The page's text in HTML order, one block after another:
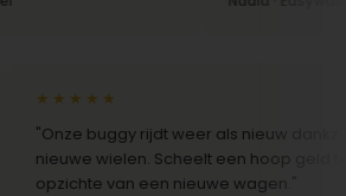
★★★★★
"Onze buggy rijdt weer als nieuw dankzij de
nieuwe wielen. Scheelt een hoop geld ten
opzichte van een nieuwe wagen."